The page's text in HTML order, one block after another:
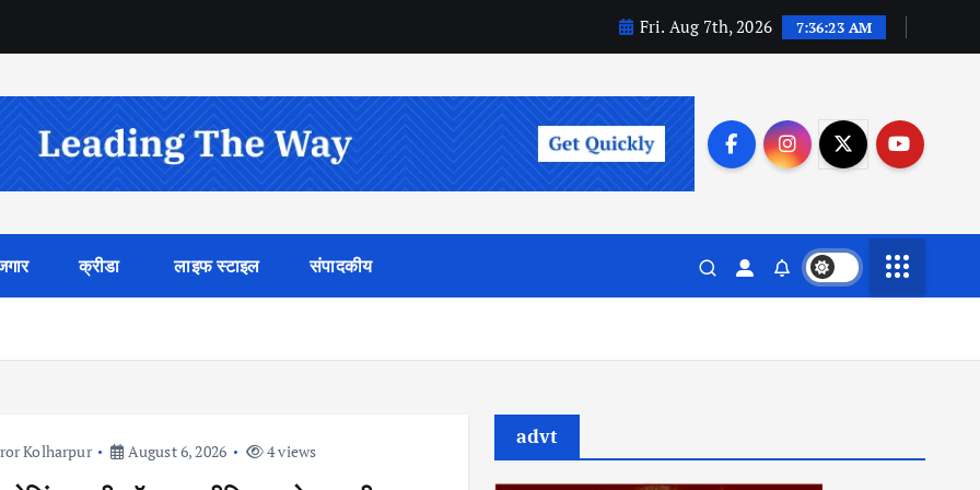
Fri. Aug 7th, 2026 7:36:25 AM
क्रीडा लाइफ स्टाइल संपादकीय
Kolharpur August 6, 2026 4 views
advt